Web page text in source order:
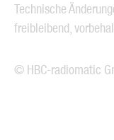
Technische
freibleibend,
© HBC-radiomatic